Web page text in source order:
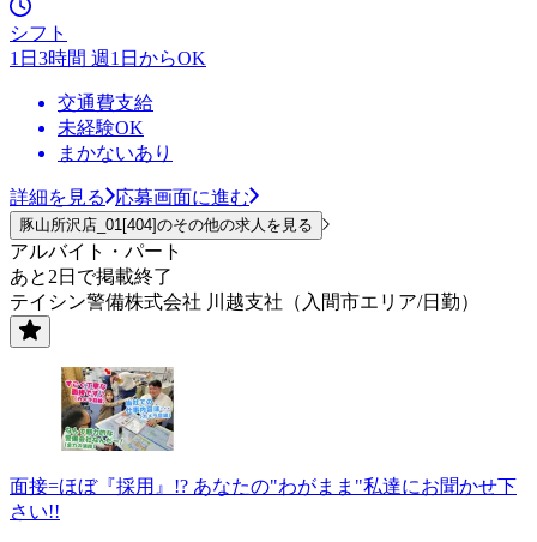
シフト
1日3時間 週1日からOK
交通費支給
未経験OK
まかないあり
詳細を見る 応募画面に進む
豚山所沢店_01[404]のその他の求人を見る
アルバイト・パート
あと2日で掲載終了
テイシン警備株式会社 川越支社（入間市エリア/日勤）
面接=ほぼ『採用』!? あなたの"わがまま"私達にお聞かせ下
さい!!